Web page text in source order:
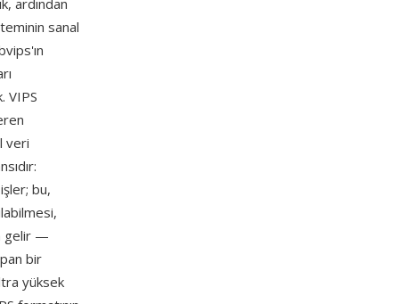
ardından
sanal
VIPS
veri
bu,
gelir —
bir
yüksek